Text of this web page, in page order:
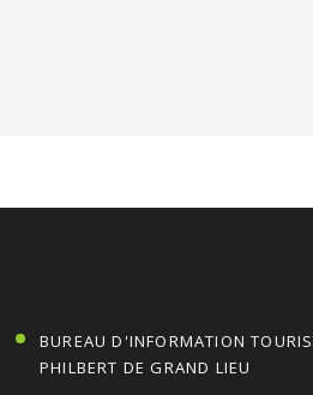
BUREAU D'INFORMATION
PHILBERT DE GRAND LIEU